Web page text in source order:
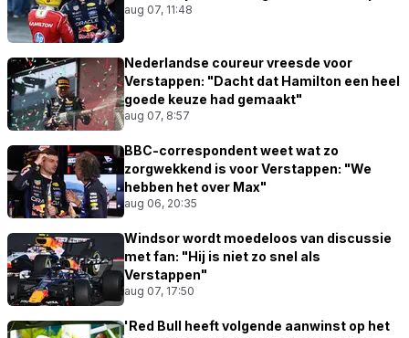
aug 07, 11:48
Nederlandse coureur vreesde voor
Verstappen: "Dacht dat Hamilton een heel
goede keuze had gemaakt"
aug 07, 8:57
BBC-correspondent weet wat zo
zorgwekkend is voor Verstappen: "We
hebben het over Max"
aug 06, 20:35
Windsor wordt moedeloos van discussie
met fan: "Hij is niet zo snel als
Verstappen"
aug 07, 17:50
'Red Bull heeft volgende aanwinst op het